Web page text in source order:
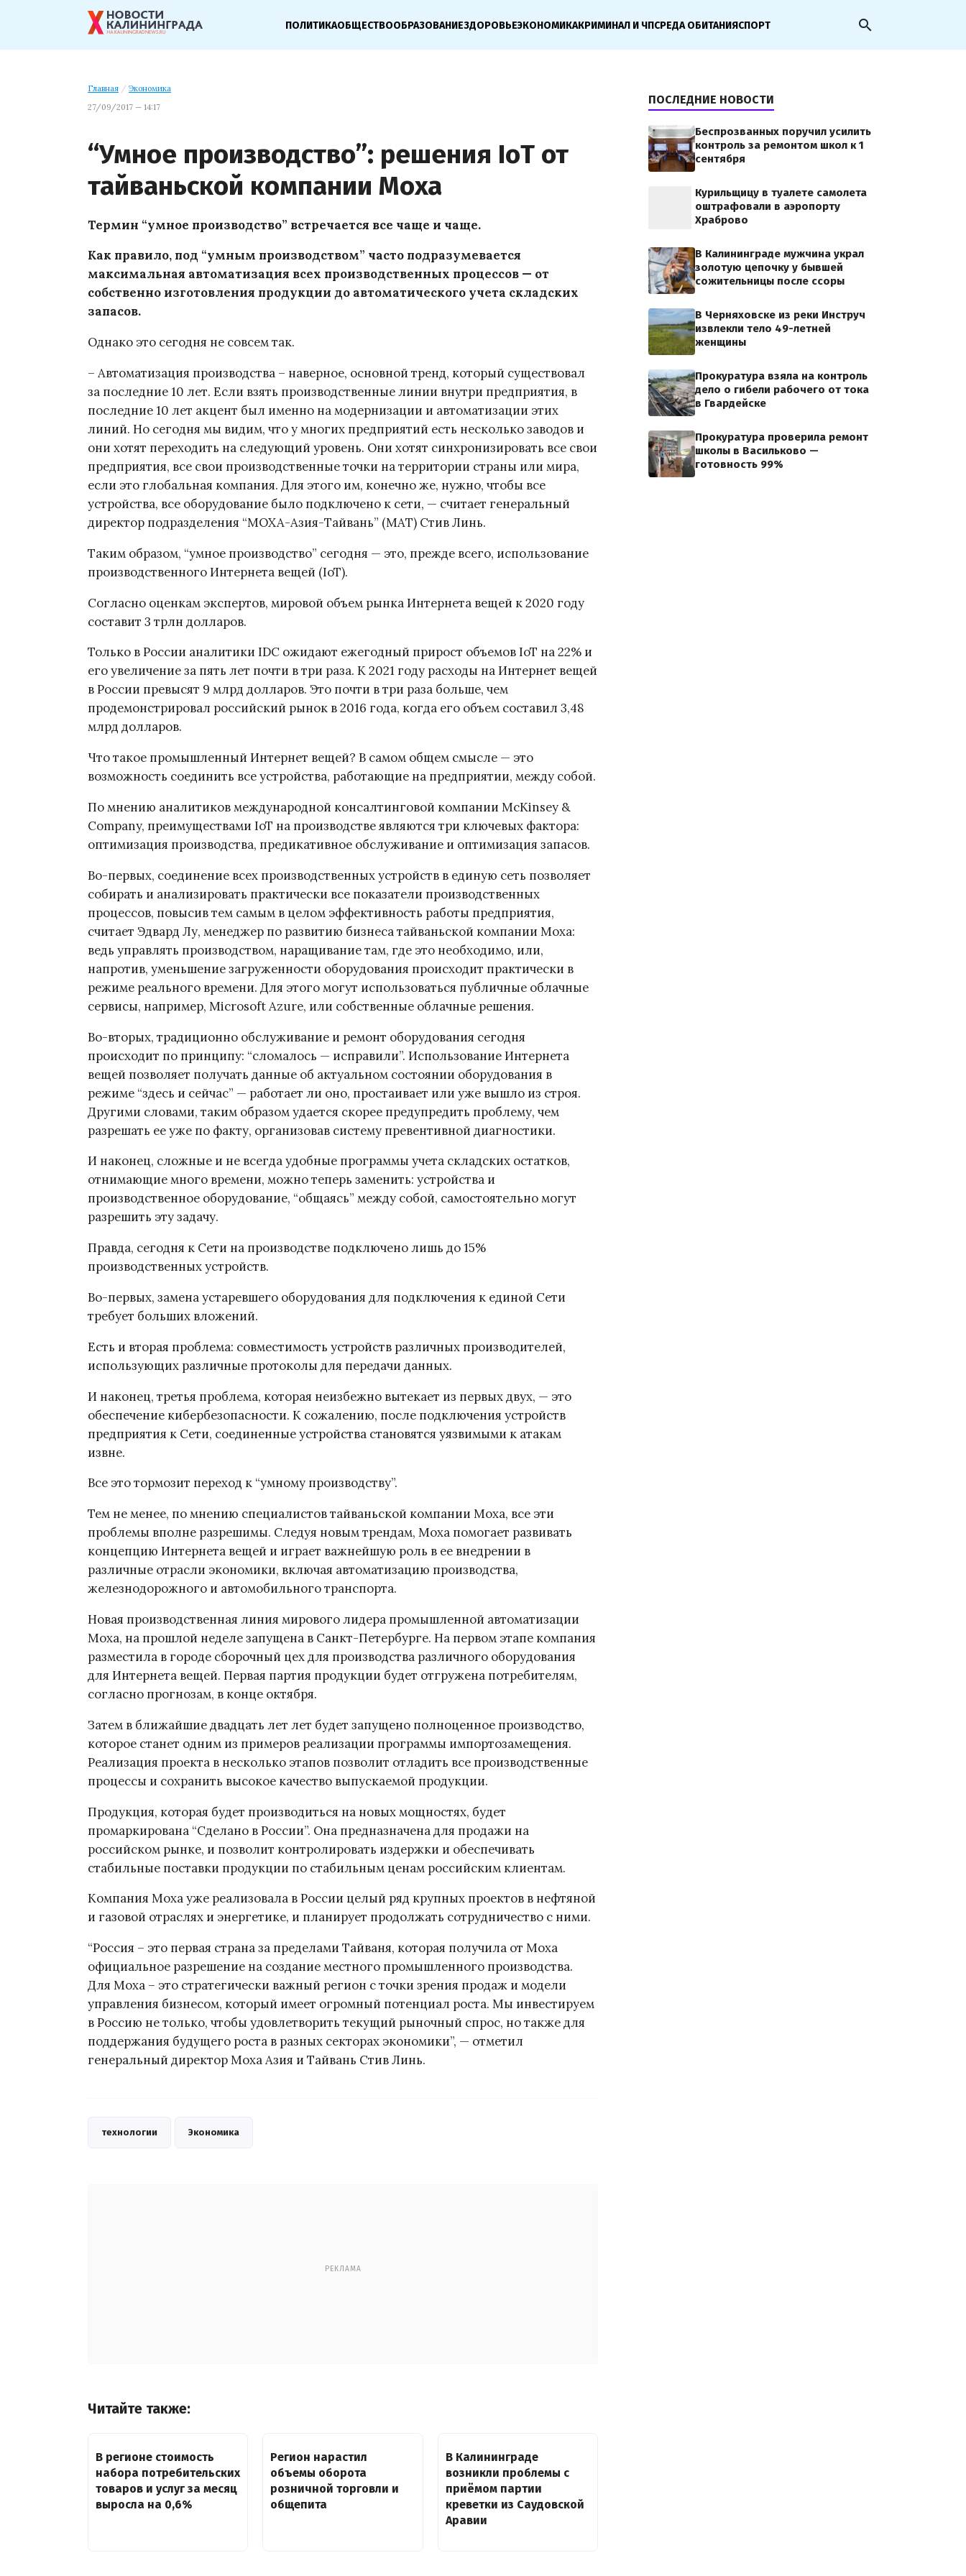
ПОЛИТИКАОБЩЕСТВООБРАЗОВАНИЕЗДОРОВЬЕЭКОНОМИКАКРИМИНАЛ И ЧПСРЕДА ОБИТАНИЯСПОРТ search
Главная / Экономика
27/09/2017 — 14:17
“Умное производство”: решения IoT от
тайваньской компании Моха
Термин “умное производство” встречается все чаще и чаще.
Как правило, под “умным производством” часто подразумевается
максимальная автоматизация всех производственных процессов — от
собственно изготовления продукции до автоматического учета складских
запасов.
Однако это сегодня не совсем так.
– Автоматизация производства – наверное, основной тренд, который существовал
за последние 10 лет. Если взять производственные линии внутри предприятия, в
последние 10 лет акцент был именно на модернизации и автоматизации этих
линий. Но сегодня мы видим, что у многих предприятий есть несколько заводов и
они хотят переходить на следующий уровень. Они хотят синхронизировать все свои
предприятия, все свои производственные точки на территории страны или мира,
если это глобальная компания. Для этого им, конечно же, нужно, чтобы все
устройства, все оборудование было подключено к сети, — считает генеральный
директор подразделения “MOXA-Азия-Тайвань” (MAT) Стив Линь.
Таким образом, “умное производство” сегодня — это, прежде всего, использование
производственного Интернета вещей (IoT).
Согласно оценкам экспертов, мировой объем рынка Интернета вещей к 2020 году
составит 3 трлн долларов.
Только в России аналитики IDC ожидают ежегодный прирост объемов IoT на 22% и
его увеличение за пять лет почти в три раза. К 2021 году расходы на Интернет вещей
в России превысят 9 млрд долларов. Это почти в три раза больше, чем
продемонстрировал российский рынок в 2016 года, когда его объем составил 3,48
млрд долларов.
Что такое промышленный Интернет вещей? В самом общем смысле — это
возможность соединить все устройства, работающие на предприятии, между собой.
По мнению аналитиков международной консалтинговой компании McKinsey &
Company, преимуществами IoT на производстве являются три ключевых фактора:
оптимизация производства, предикативное обслуживание и оптимизация запасов.
Во-первых, соединение всех производственных устройств в единую сеть позволяет
собирать и анализировать практически все показатели производственных
процессов, повысив тем самым в целом эффективность работы предприятия,
считает Эдвард Лу, менеджер по развитию бизнеса тайваньской компании Моха:
ведь управлять производством, наращивание там, где это необходимо, или,
напротив, уменьшение загруженности оборудования происходит практически в
режиме реального времени. Для этого могут использоваться публичные облачные
сервисы, например, Microsoft Azure, или собственные облачные решения.
Во-вторых, традиционно обслуживание и ремонт оборудования сегодня
происходит по принципу: “сломалось — исправили”. Использование Интернета
вещей позволяет получать данные об актуальном состоянии оборудования в
режиме “здесь и сейчас” — работает ли оно, простаивает или уже вышло из строя.
Другими словами, таким образом удается скорее предупредить проблему, чем
разрешать ее уже по факту, организовав систему превентивной диагностики.
И наконец, сложные и не всегда удобные программы учета складских остатков,
отнимающие много времени, можно теперь заменить: устройства и
производственное оборудование, “общаясь” между собой, самостоятельно могут
разрешить эту задачу.
Правда, сегодня к Сети на производстве подключено лишь до 15%
производственных устройств.
Во-первых, замена устаревшего оборудования для подключения к единой Сети
требует больших вложений.
Есть и вторая проблема: совместимость устройств различных производителей,
использующих различные протоколы для передачи данных.
И наконец, третья проблема, которая неизбежно вытекает из первых двух, — это
обеспечение кибербезопасности. К сожалению, после подключения устройств
предприятия к Сети, соединенные устройства становятся уязвимыми к атакам
извне.
Все это тормозит переход к “умному производству”.
Тем не менее, по мнению специалистов тайваньской компании Моха, все эти
проблемы вполне разрешимы. Следуя новым трендам, Моха помогает развивать
концепцию Интернета вещей и играет важнейшую роль в ее внедрении в
различные отрасли экономики, включая автоматизацию производства,
железнодорожного и автомобильного транспорта.
Новая производственная линия мирового лидера промышленной автоматизации
Моха, на прошлой неделе запущена в Санкт-Петербурге. На первом этапе компания
разместила в городе сборочный цех для производства различного оборудования
для Интернета вещей. Первая партия продукции будет отгружена потребителям,
согласно прогнозам, в конце октября.
Затем в ближайшие двадцать лет лет будет запущено полноценное производство,
которое станет одним из примеров реализации программы импортозамещения.
Реализация проекта в несколько этапов позволит отладить все производственные
процессы и сохранить высокое качество выпускаемой продукции.
Продукция, которая будет производиться на новых мощностях, будет
промаркирована “Сделано в России”. Она предназначена для продажи на
российском рынке, и позволит контролировать издержки и обеспечивать
стабильные поставки продукции по стабильным ценам российским клиентам.
Компания Моха уже реализовала в России целый ряд крупных проектов в нефтяной
и газовой отраслях и энергетике, и планирует продолжать сотрудничество с ними.
“Россия – это первая страна за пределами Тайваня, которая получила от Моха
официальное разрешение на создание местного промышленного производства.
Для Моха – это стратегически важный регион с точки зрения продаж и модели
управления бизнесом, который имеет огромный потенциал роста. Мы инвестируем
в Россию не только, чтобы удовлетворить текущий рыночный спрос, но также для
поддержания будущего роста в разных секторах экономики”, — отметил
генеральный директор Moxa Азия и Тайвань Стив Линь.
технологии Экономика
РЕКЛАМА
Читайте также:
В регионе стоимость
набора потребительских
товаров и услуг за месяц
выросла на 0,6%
Регион нарастил
объемы оборота
розничной торговли и
общепита
В Калининграде
возникли проблемы с
приёмом партии
креветки из Саудовской
Аравии
ПОСЛЕДНИЕ НОВОСТИ
Беспрозванных поручил усилить
контроль за ремонтом школ к 1
сентября
Курильщицу в туалете самолета
оштрафовали в аэропорту
Храброво
В Калининграде мужчина украл
золотую цепочку у бывшей
сожительницы после ссоры
В Черняховске из реки Инструч
извлекли тело 49-летней
женщины
Прокуратура взяла на контроль
дело о гибели рабочего от тока
в Гвардейске
Прокуратура проверила ремонт
школы в Васильково —
готовность 99%